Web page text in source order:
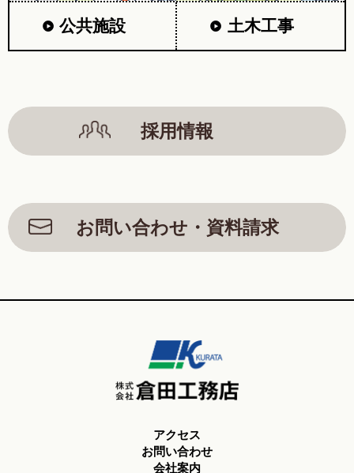
公共施設 土木工事
採用情報
お問い合わせ・資料請求
アクセス
お問い合わせ
会社案内